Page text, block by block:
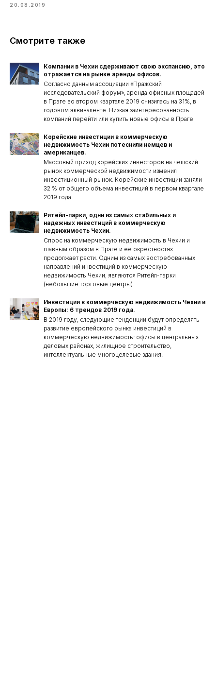
20.08.2019
Смотрите также
Компании в Чехии сдерживают свою экспансию, это
отражается на рынке аренды офисов.
Согласно данным ассоциации «Пражский
исследовательский форум», аренда офисных площадей
в Праге во втором квартале 2019 снизилась на 31%, в
годовом эквиваленте. Низкая заинтересованность
компаний перейти или купить новые офисы в Праге
Корейские инвестиции в коммерческую
недвижимость Чехии потеснили немцев и
американцев.
Массовый приход корейских инвесторов на чешский
рынок коммерческой недвижимости изменил
инвестиционный рынок. Корейские инвестиции заняли
32 % от общего объема инвестиций в первом квартале
2019 года.
Ритейл-парки, одни из самых стабильных и
надежных инвестиций в коммерческую
недвижимость Чехии.
Спрос на коммерческую недвижимость в Чехии и
главным образом в Праге и её окрестностях
продолжает расти. Одним из самых востребованных
направлений инвестиций в коммерческую
недвижимость Чехии, являются Ритейл-парки
(небольшие торговые центры).
Инвестиции в коммерческую недвижимость Чехии и
Европы: 6 трендов 2019 года.
В 2019 году, следующие тенденции будут определять
развитие европейского рынка инвестиций в
коммерческую недвижимость: офисы в центральных
деловых районах, жилищное строительство,
интеллектуальные многоцелевые здания.